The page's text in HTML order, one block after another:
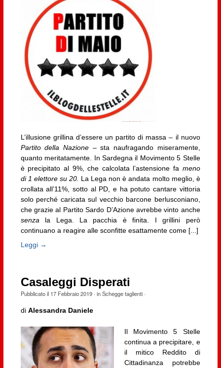
L’illusione grillina d’essere un partito di massa – il nuovo
Partito della Nazione – sta naufragando miseramente,
quanto meritatamente. In Sardegna il Movimento 5 Stelle
è precipitato al 9%, che calcolata l’astensione fa meno
di 1 elettore su 20. La Lega non è andata molto meglio, è
crollata all’11%, sotto al PD, e ha potuto cantare vittoria
solo perché caricata sul vecchio barcone berlusconiano,
che grazie al Partito Sardo D’Azione avrebbe vinto anche
senza la Lega. La pacchia è finita. I grillini però
continuano a reagire alle sconfitte esattamente come [...]
Leggi →
Casaleggi Disperati
Pubblicato il 17 Febbraio 2019· inSchegge taglienti·
di Alessandra Daniele
Il Movimento 5 Stelle
continua a precipitare, e
il mitico Reddito di
Cittadinanza potrebbe